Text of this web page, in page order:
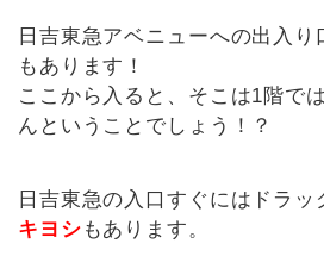
日吉東急アベニューへの出入り
もあります！
ここから入ると、そこは1階で
んということでしょう！？
日吉東急の入口すぐにはドラッ
キヨシ もあります。